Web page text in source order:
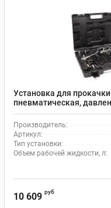
Установка для
пневматическая,
переносная ST100101
Производитель:
Артикул:
Тип установки:
Объем рабочей жидкости, л:
10 609 руб